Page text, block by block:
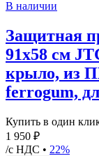
В наличии
Защитная
91х58 см
крыло, из
ferrogum,
Купить в один
1 950 ₽
/с НДС • 22%